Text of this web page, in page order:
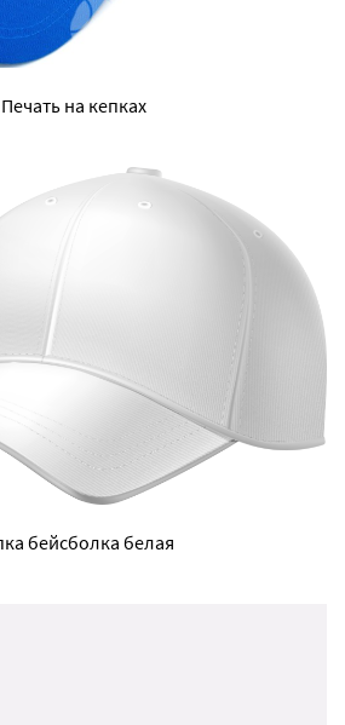
Печать на кепках
бейсболка белая